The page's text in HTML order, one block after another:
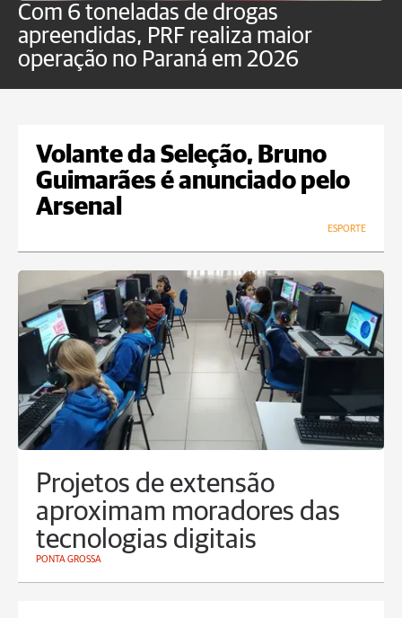
Com 6 toneladas de drogas
apreendidas, PRF realiza maior
operação no Paraná em 2026
Volante da Seleção, Bruno
Guimarães é anunciado pelo
Arsenal
ESPORTE
Projetos de extensão
aproximam moradores das
tecnologias digitais
PONTA GROSSA